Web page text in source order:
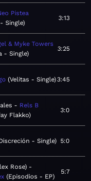
Pistea
Single
3:13
& Myke Towers
- Single
3:25
Velitas - Single 3:45
Rels B
Flakko
3:0
- Single 5:0
Rose)
Episodios - EP
5:7